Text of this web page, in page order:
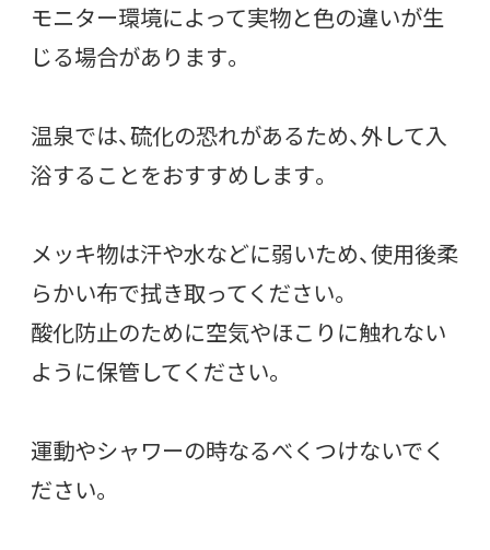
モニター環境によって実物と色の違いが生
じる場合があります。
温泉では、硫化の恐れがあるため、外して入
浴することをおすすめします。
メッキ物は汗や水などに弱いため、使用後柔
らかい布で拭き取ってください。
酸化防止のために空気やほこりに触れない
ように保管してください。
運動やシャワーの時なるべくつけないでく
ださい。